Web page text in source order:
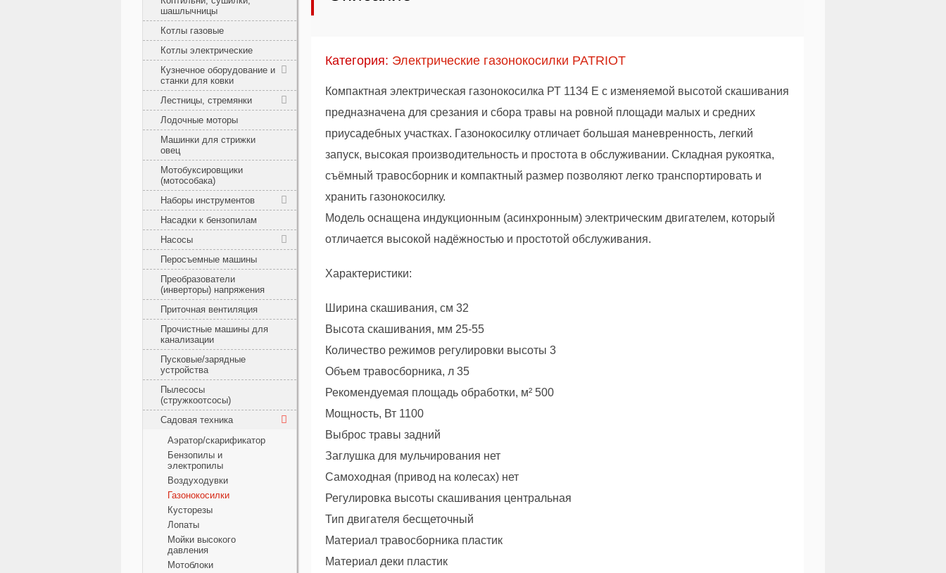
шашлычницы
Котлы газовые
Котлы электрические
Кузнечное оборудование и
станки для ковки
Лестницы, стремянки
Лодочные моторы
Машинки для стрижки
овец
Мотобуксировщики
(мотособака)
Наборы инструментов
Насадки к бензопилам
Насосы
Перосъемные машины
Преобразователи
(инверторы) напряжения
Приточная вентиляция
Прочистные машины для
канализации
Пусковые/зарядные
устройства
Пылесосы
(стружкоотсосы)
Садовая техника
Аэратор/скарификатор
Бензопилы и
электропилы
Воздуходувки
Газонокосилки
Кусторезы
Лопаты
Мойки высокого
давления
Мотоблоки
Категория: Электрические газонокосилки PATRIOT
Компактная электрическая газонокосилка РТ 1134 E с изменяемой высотой скашивания
предназначена для срезания и сбора травы на ровной площади малых и средних
приусадебных участках. Газонокосилку отличает большая маневренность, легкий
запуск, высокая производительность и простота в обслуживании. Складная рукоятка,
съёмный травосборник и компактный размер позволяют легко транспортировать и
хранить газонокосилку.
Модель оснащена индукционным (асинхронным) электрическим двигателем, который
отличается высокой надёжностью и простотой обслуживания.
Характеристики:
Ширина скашивания, см 32
Высота скашивания, мм 25-55
Количество режимов регулировки высоты 3
Объем травосборника, л 35
Рекомендуемая площадь обработки, м² 500
Мощность, Вт 1100
Выброс травы задний
Заглушка для мульчирования нет
Самоходная (привод на колесах) нет
Регулировка высоты скашивания центральная
Тип двигателя бесщеточный
Материал травосборника пластик
Материал деки пластик